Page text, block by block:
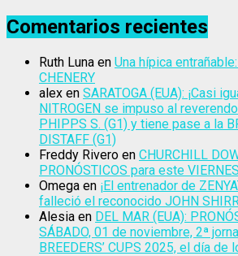
Comentarios recientes
Ruth Luna en Una hípica
CHENERY
alex en SARATOGA (EUA): ¡Casi
NITROGEN se impuso al
PHIPPS S. (G1) y tiene pase a la
DISTAFF (G1)
Freddy Rivero en CHURCHILL
PRONÓSTICOS para este
Omega en ¡El entrenador de
falleció el reconocido JOHN
Alesia en DEL MAR (EUA):
SÁBADO, 01 de noviembre, 2ª
BREEDERS’ CUPS 2025, el día de